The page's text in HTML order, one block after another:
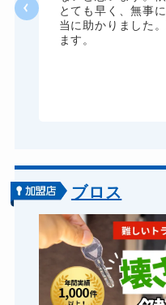
とても早く、無事
当に助かりました
ます。
ブロス